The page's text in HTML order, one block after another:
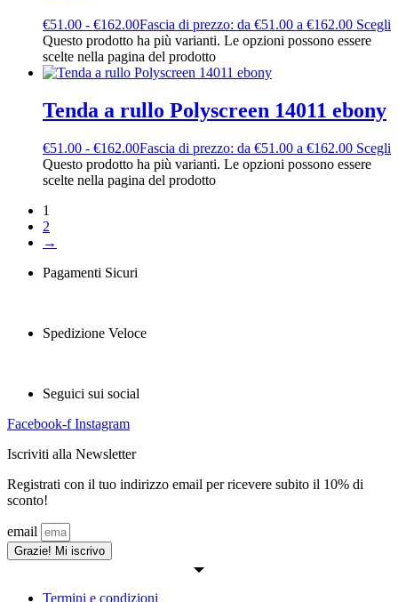
€51.00 - €162.00Fascia di prezzo: da €51.00 a €162.00 Scegli
Questo prodotto ha più varianti. Le opzioni possono essere
scelte nella pagina del prodotto
Tenda a rullo Polyscreen 14011 ebony
€51.00 - €162.00Fascia di prezzo: da €51.00 a €162.00 Scegli
Questo prodotto ha più varianti. Le opzioni possono essere
scelte nella pagina del prodotto
1
2
→
Pagamenti Sicuri
Spedizione Veloce
Seguici sui social
Facebook-f Instagram
Iscriviti alla Newsletter
Registrati con il tuo indirizzo email per ricevere subito il 10% di
sconto!
email
Grazie! Mi iscrivo
Termini e condizioni